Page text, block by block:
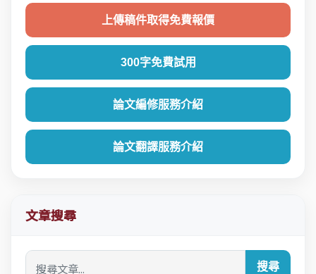
上傳稿件取得免費報價
300字免費試用
論文編修服務介紹
論文翻譯服務介紹
文章搜尋
搜尋